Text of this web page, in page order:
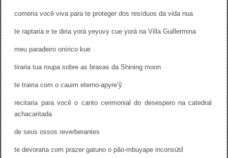
comeria você viva para te proteger dos resíduos da vida nua
te raptaria e te diria yorá yeyuvy cue yorá na Villa Guillermina
meu paradeiro onírico kue
tiraria tua roupa sobre as brasas da Shining moon
te trairia com o cauim eterno-apyre’ỹ
recitaria para você o canto cerimonial do desespero na catedral
achacaritada
de seus ossos reverberantes
te devoraria com prazer gatuno o pão-mbuyape inconsútil